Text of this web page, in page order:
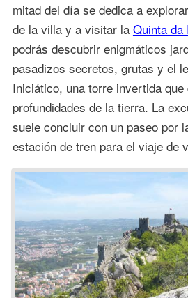
mitad del día se dedica a
de la villa y a visitar la Quinta da
podrás descubrir enigmáticos
pasadizos secretos, grutas y el
Iniciático, una torre invertida
profundidades de la tierra. La
suele concluir con un paseo por
estación de tren para el viaje de